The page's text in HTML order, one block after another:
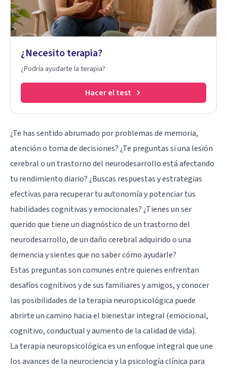
¿Necesito terapia?
¿Podría ayudarte la terapia?
Hacer el test
¿Te has sentido abrumado por problemas de memoria,
atención o toma de decisiones? ¿Te preguntas si una lesión
cerebral o un trastorno del neurodesarrollo está afectando
tu rendimiento diario? ¿Buscas respuestas y estrategias
efectivas para recuperar tu autonomía y potenciar tus
habilidades cognitivas y emocionales? ¿Tienes un ser
querido que tiene un diagnóstico de un trastorno del
neurodesarrollo, de un daño cerebral adquirido o una
demencia y sientes que no saber cómo ayudarle?
Estas preguntas son comunes entre quienes enfrentan
desafíos cognitivos y de sus familiares y amigos, y conocer
las posibilidades de la terapia neuropsicológica puede
abrirte un camino hacia el bienestar integral (emocional,
cognitivo, conductual y aumento de la calidad de vida).
La terapia neuropsicológica es un enfoque integral que une
los avances de la neurociencia y la psicología clínica para